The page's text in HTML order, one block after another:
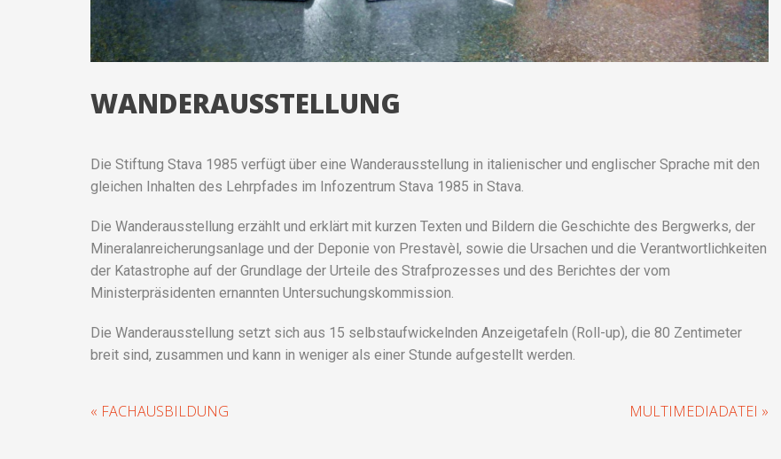
WANDERAUSSTELLUNG
Die Stiftung Stava 1985 verfügt über eine Wanderausstellung in italienischer und englischer Sprache mit den
gleichen Inhalten des Lehrpfades im Infozentrum Stava 1985 in Stava.
Die Wanderausstellung erzählt und erklärt mit kurzen Texten und Bildern die Geschichte des Bergwerks, der
Mineralanreicherungsanlage und der Deponie von Prestavèl, sowie die Ursachen und die Verantwortlichkeiten
der Katastrophe auf der Grundlage der Urteile des Strafprozesses und des Berichtes der vom
Ministerpräsidenten ernannten Untersuchungskommission.
Die Wanderausstellung setzt sich aus 15 selbstaufwickelnden Anzeigetafeln (Roll-up), die 80 Zentimeter
breit sind, zusammen und kann in weniger als einer Stunde aufgestellt werden.
« FACHAUSBILDUNG MULTIMEDIADATEI »